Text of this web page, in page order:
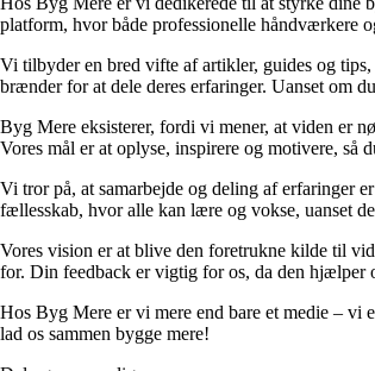
platform, hvor både professionelle håndværkere
Vi tilbyder en bred vifte af artikler, guides og
brænder for at dele deres erfaringer. Uanset om
Byg Mere eksisterer, fordi vi mener, at viden er
Vores mål er at oplyse, inspirere og motivere, så
Vi tror på, at samarbejde og deling af erfaringer
fællesskab, hvor alle kan lære og vokse, uanset
Vores vision er at blive den foretrukne kilde til
for. Din feedback er vigtig for os, da den hjælper
Hos Byg Mere er vi mere end bare et medie – vi
lad os sammen bygge mere!